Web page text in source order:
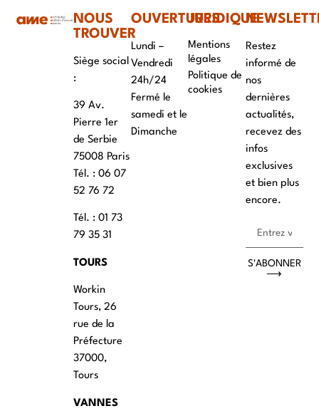
NOUS
TROUVER
Siège social
:
39 Av.
Pierre 1er
de Serbie
75008 Paris
Tél. : ‭06 07
52 76 72
Tél. : 01 73
79 35 31
TOURS
Workin
Tours, 26
rue de la
Préfecture
37000,
Tours
VANNES
OUVERTURES
Lundi –
Vendredi
24h/24
Fermé le
samedi et le
Dimanche
JURIDIQUE
Mentions
légales
Politique de
cookies
Restez
informé de
nos
dernières
actualités,
recevez des
infos
exclusives
et bien plus
encore.
S'ABONNER
⟶